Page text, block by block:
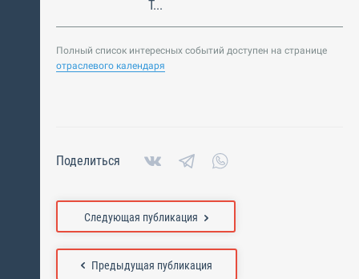
Т...
Полный список интересных событий доступен на странице
отраслевого календаря
Поделиться
Предыдущая публикация
Следующая публикация